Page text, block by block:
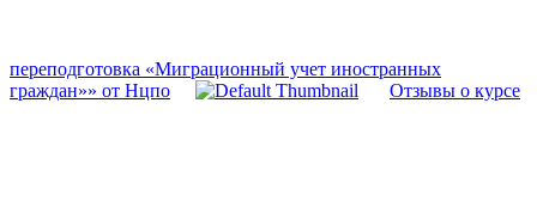
переподготовка «Миграционный учет иностранных
граждан»» от Нцпо
Отзывы о курсе